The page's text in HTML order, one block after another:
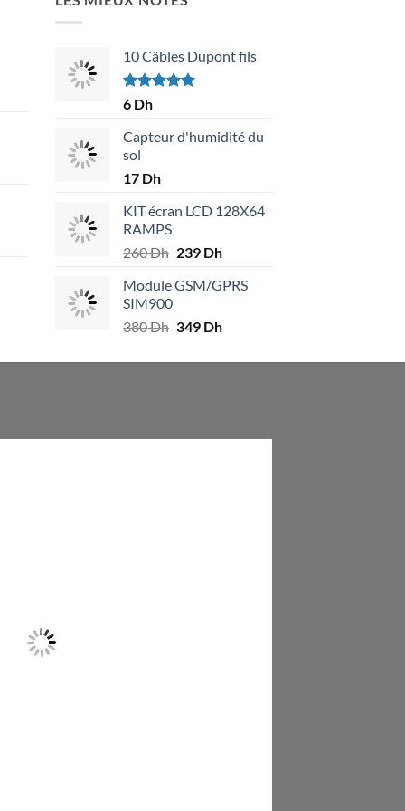
10 Câbles Dupont fils
Note
6 Dh
Capteur d'humidité du
sol
17 Dh
KIT écran LCD 128X64
RAMPS
260Dh Le
initial
260 Dh.
239 DhLe
actuel
239 Dh.
Module GSM/GPRS
SIM900
380Dh Le
initial
349 DhLe
actuel